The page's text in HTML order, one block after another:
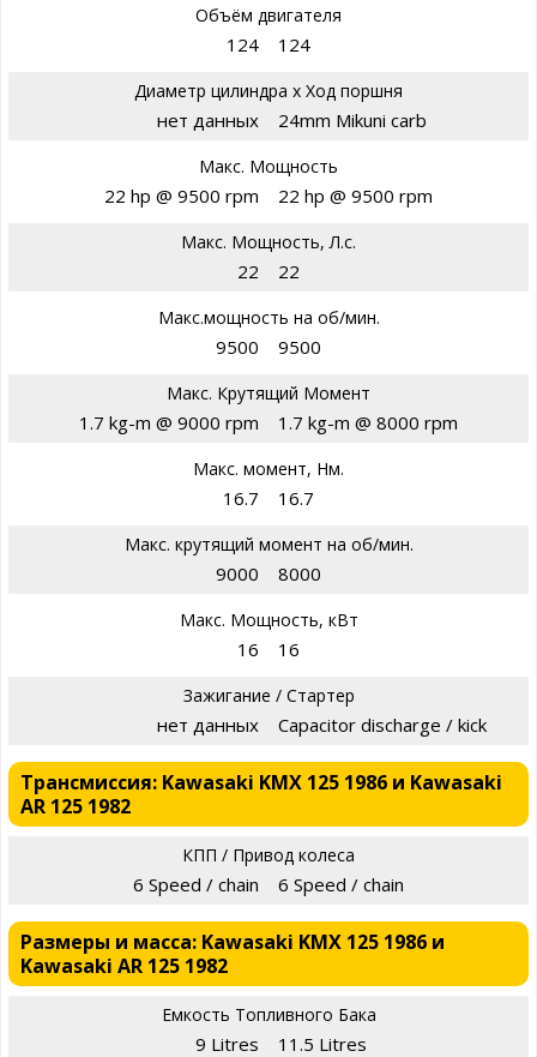
Объём двигателя
124 124
Диаметр цилиндра х Ход поршня
нет данных 24mm Mikuni carb
Макс. Мощность
22 hp @ 9500 rpm 22 hp @ 9500 rpm
Макс. Мощность, Л.с.
22 22
Макс.мощность на об/мин.
9500 9500
Макс. Крутящий Момент
1.7 kg-m @ 9000 rpm 1.7 kg-m @ 8000 rpm
Макс. момент, Нм.
16.7 16.7
Макс. крутящий момент на об/мин.
9000 8000
Макс. Мощность, кВт
16 16
Зажигание / Стартер
нет данных Capacitor discharge / kick
Трансмиссия: Kawasaki KMX 125 1986 и Kawasaki
AR 125 1982
КПП / Привод колеса
6 Speed / chain 6 Speed / chain
Размеры и масса: Kawasaki KMX 125 1986 и
Kawasaki AR 125 1982
Емкость Топливного Бака
9 Litres 11.5 Litres